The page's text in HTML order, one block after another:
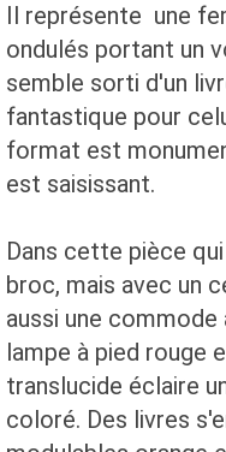
Il représente une
ondulés portant un
semble sorti d'un
fantastique pour
format est
est saisissant.
Dans cette pièce
broc, mais avec un
aussi une commode
lampe à pied rouge
translucide éclaire
coloré. Des livres